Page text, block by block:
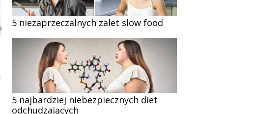
5 niezaprzeczalnych zalet slow food
5 najbardziej niebezpiecznych diet
odchudzających